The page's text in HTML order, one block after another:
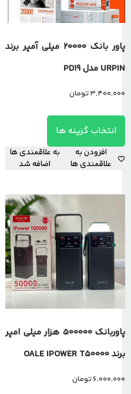
پاور بانک 20000 میلی آمپر برند
URPIN مدل PD19
3,400,000تومان
انتخاب گزینه ها
افزودن به
علاقمندی ها
به علاقمندی ها
اضافه شد
پاوربانک 500000 هزار میلی امپر
برند OALE IPOWER T50000
6,000,000تومان